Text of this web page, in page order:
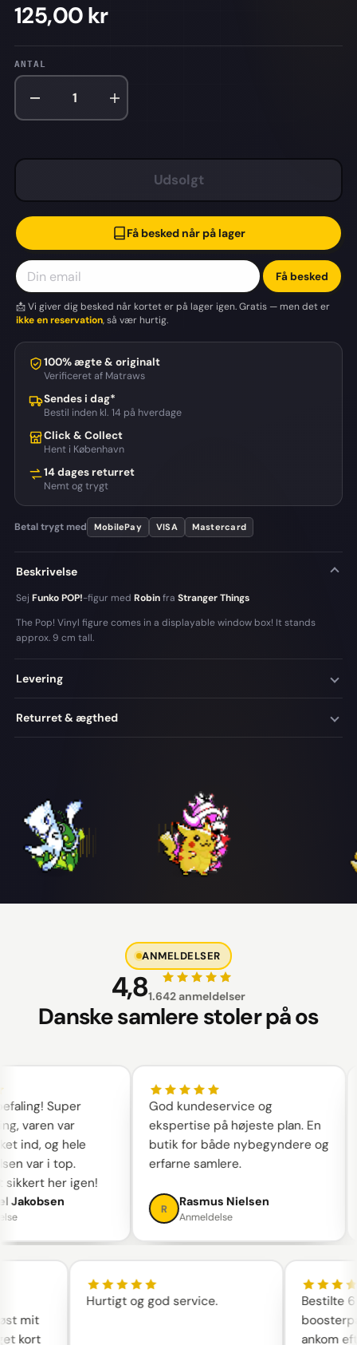
125,00 kr
ANTAL
Udsolgt
Få besked når på lager
Få besked
📩 Vi giver dig besked når kortet er på lager igen. Gratis — men det er
ikke en reservation, så vær hurtig.
100% ægte & originalt
Verificeret af Matraws
Sendes i dag*
Bestil inden kl. 14 på hverdage
Click & Collect
Hent i København
14 dages returret
Nemt og trygt
Betal trygt med MobilePay VISA Mastercard
Beskrivelse
Sej Funko POP!-figur med Robinfra Stranger Things
The Pop! Vinyl figure comes in a displayable window box! It stands
approx. 9 cm tall.
Levering
Returret & ægthed
ANMELDELSER
4,81.642 anmeldelser
Danske samlere stoler på os
Super
varen var
ind, og hele
var i top.
her igen!
God kundeservice og
ekspertise på højeste plan. En
butik for både nybegyndere og
erfarne samlere.
Rasmus Nielsen
Anmeldelse
mit
kort
Hurtigt og god service.
Bestilte
ankom